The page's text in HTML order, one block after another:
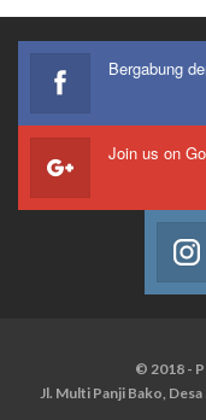
Join us on
© 2018 -
Jl. Multi Panji Bako,